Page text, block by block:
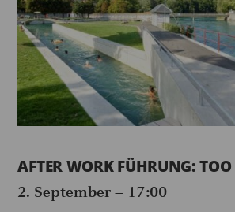
AFTER WORK FÜHRUNG:
2. September – 17:00